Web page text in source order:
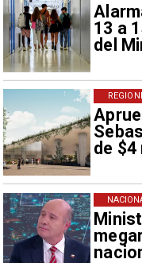
13 a
del
de